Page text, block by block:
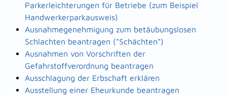
Parkerleichterungen für Betriebe (zum Beispiel
Handwerkerparkausweis)
Ausnahmegenehmigung zum betäubungslosen
Schlachten beantragen ("Schächten")
Ausnahmen von Vorschriften der
Gefahrstoffverordnung beantragen
Ausschlagung der Erbschaft erklären
Ausstellung einer Eheurkunde beantragen